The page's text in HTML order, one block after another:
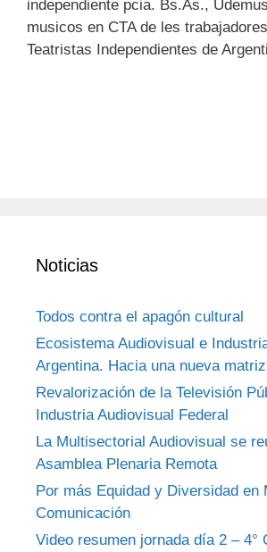
independiente pcia. Bs.As.,
musicos en CTA de les
Teatristas Independientes de
Noticias
Todos contra el apagón cultural
Ecosistema Audiovisual e
Argentina. Hacia una nueva
Revalorización de la Televisión
Industria Audiovisual Federal
La Multisectorial Audiovisual se
Asamblea Plenaria Remota
Por más Equidad y Diversidad en
Comunicación
Video resumen jornada día 2 – 4°